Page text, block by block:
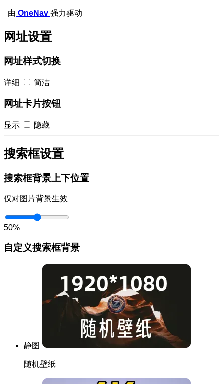
由 OneNav 强力驱动
网址设置
网址样式切换
详细 简洁
网址卡片按钮
显示 隐藏
搜索框设置
搜索框背景上下位置
仅对图片背景生效
50%
自定义搜索框背景
静图
随机壁纸